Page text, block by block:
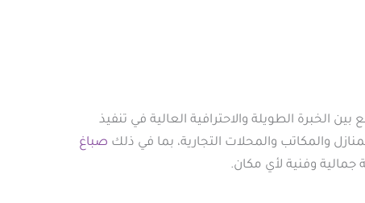
الطويلة والاحترافية العالية في تنفيذ
والمكاتب والمحلات التجارية، بما في ذلك صباغ
جمالية وفنية لأي مكان.